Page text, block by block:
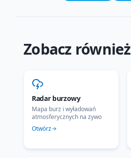
Zobacz również
Radar burzowy
Mapa burz i wyładowań
atmosferycznych na żywo
Otwórz